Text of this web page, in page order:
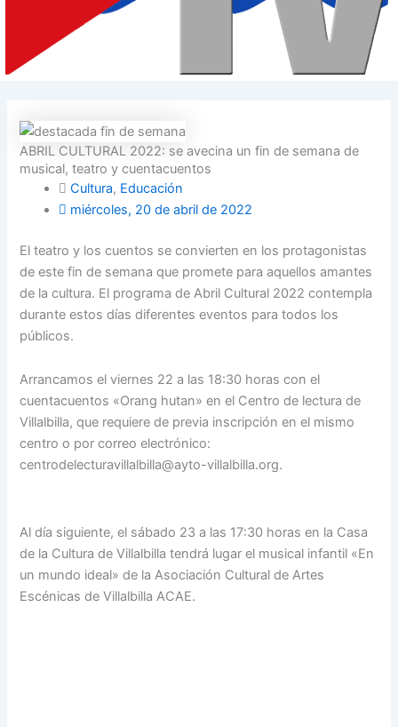
ABRIL CULTURAL 2022: se avecina un fin de semana de
musical, teatro y cuentacuentos
Cultura, Educación
miércoles, 20 de abril de 2022
El teatro y los cuentos se convierten en los protagonistas
de este fin de semana que promete para aquellos amantes
de la cultura. El programa de Abril Cultural 2022 contempla
durante estos días diferentes eventos para todos los
públicos.
Arrancamos el viernes 22 a las 18:30 horas con el
cuentacuentos «Orang hutan» en el Centro de lectura de
Villalbilla, que requiere de previa inscripción en el mismo
centro o por correo electrónico:
centrodelecturavillalbilla@ayto-villalbilla.org.
Al día siguiente, el sábado 23 a las 17:30 horas en la Casa
de la Cultura de Villalbilla tendrá lugar el musical infantil «En
un mundo ideal» de la Asociación Cultural de Artes
Escénicas de Villalbilla ACAE.